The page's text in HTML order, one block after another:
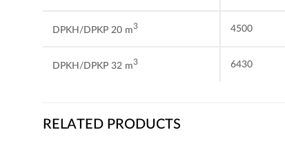
DPKH/DPKP 20 m3 4500
DPKH/DPKP 32 m3 6430
RELATED PRODUCTS